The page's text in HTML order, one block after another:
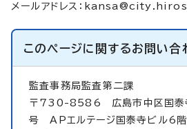
メールアドレス：
このページに関するお問い合
監査事務局監査第二課
〒730-8586 広島市中区国泰
号 APエルテージ国泰寺ビル6階